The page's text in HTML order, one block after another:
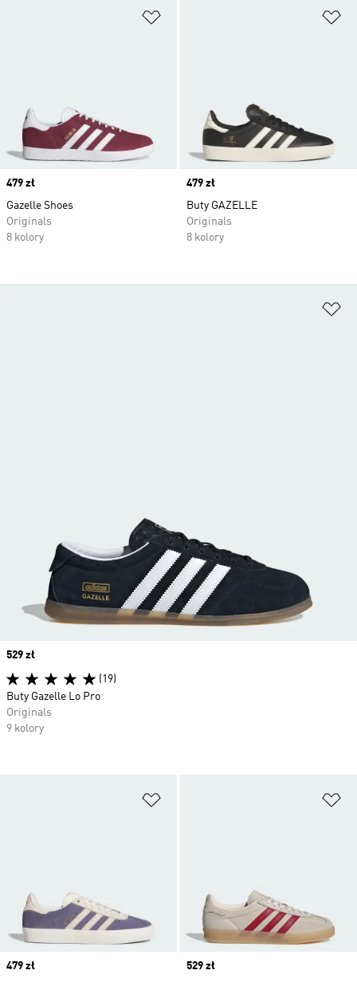
Price
479 zł
Gazelle Shoes
Originals
8 kolory
Price
479 zł
Buty GAZELLE
Originals
8 kolory
Price
479 zł
Price
529 zł
Price
529 zł
(19)
Buty Gazelle Lo Pro
Originals
9 kolory